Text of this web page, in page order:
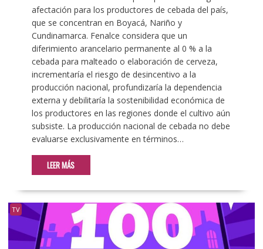
afectación para los productores de cebada del país,
que se concentran en Boyacá, Nariño y
Cundinamarca. Fenalce considera que un
diferimiento arancelario permanente al 0 % a la
cebada para malteado o elaboración de cerveza,
incrementaría el riesgo de desincentivo a la
producción nacional, profundizaría la dependencia
externa y debilitaría la sostenibilidad económica de
los productores en las regiones donde el cultivo aún
subsiste. La producción nacional de cebada no debe
evaluarse exclusivamente en términos…
LEER MÁS
TV